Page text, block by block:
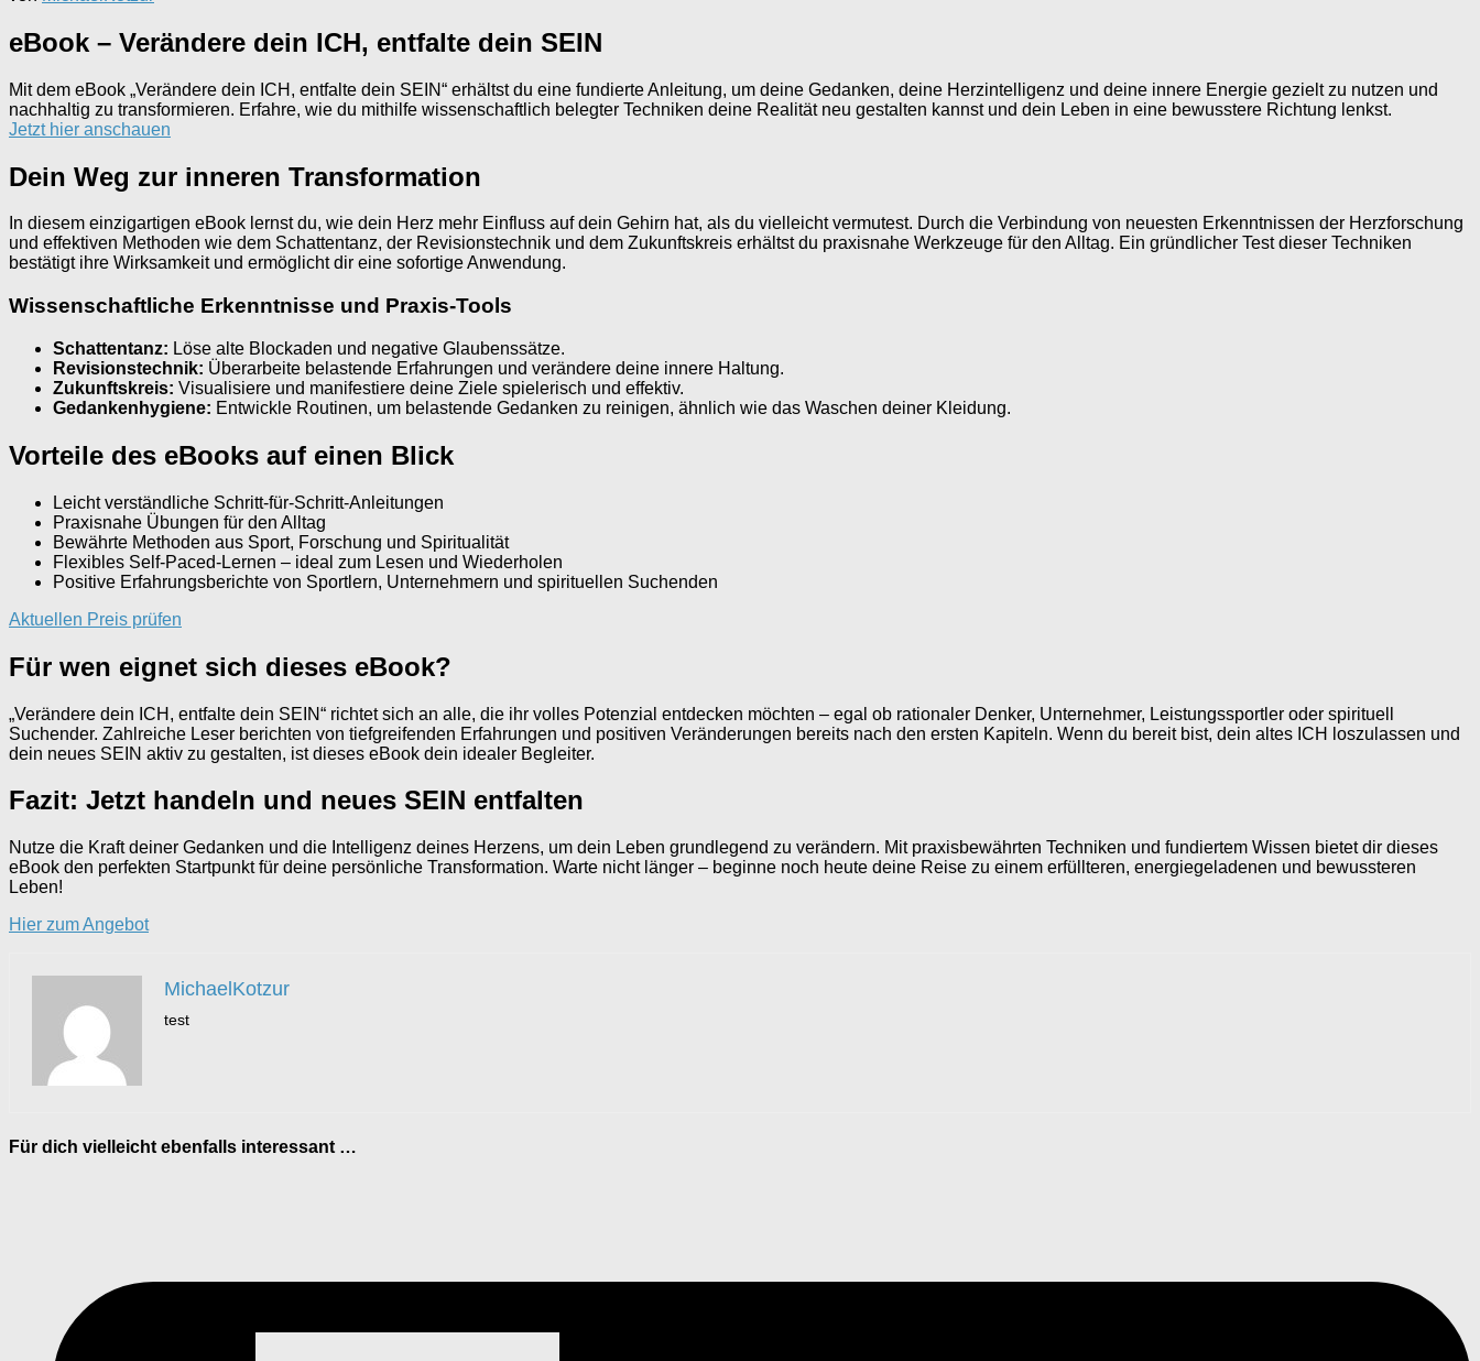
eBook – Verändere dein ICH, entfalte dein SEIN
Mit dem eBook „Verändere dein ICH, entfalte dein SEIN“ erhältst du eine fundierte Anleitung, um deine Gedanken, deine Herzintelligenz und deine innere Energie gezielt zu nutzen und
nachhaltig zu transformieren. Erfahre, wie du mithilfe wissenschaftlich belegter Techniken deine Realität neu gestalten kannst und dein Leben in eine bewusstere Richtung lenkst.
Jetzt hier anschauen
Dein Weg zur inneren Transformation
In diesem einzigartigen eBook lernst du, wie dein Herz mehr Einfluss auf dein Gehirn hat, als du vielleicht vermutest. Durch die Verbindung von neuesten Erkenntnissen der Herzforschung
und effektiven Methoden wie dem Schattentanz, der Revisionstechnik und dem Zukunftskreis erhältst du praxisnahe Werkzeuge für den Alltag. Ein gründlicher Test dieser Techniken
bestätigt ihre Wirksamkeit und ermöglicht dir eine sofortige Anwendung.
Wissenschaftliche Erkenntnisse und Praxis-Tools
Schattentanz: Löse alte Blockaden und negative Glaubenssätze.
Revisionstechnik: Überarbeite belastende Erfahrungen und verändere deine innere Haltung.
Zukunftskreis: Visualisiere und manifestiere deine Ziele spielerisch und effektiv.
Gedankenhygiene: Entwickle Routinen, um belastende Gedanken zu reinigen, ähnlich wie das Waschen deiner Kleidung.
Vorteile des eBooks auf einen Blick
Leicht verständliche Schritt-für-Schritt-Anleitungen
Praxisnahe Übungen für den Alltag
Bewährte Methoden aus Sport, Forschung und Spiritualität
Flexibles Self-Paced-Lernen – ideal zum Lesen und Wiederholen
Positive Erfahrungsberichte von Sportlern, Unternehmern und spirituellen Suchenden
Aktuellen Preis prüfen
Für wen eignet sich dieses eBook?
„Verändere dein ICH, entfalte dein SEIN“ richtet sich an alle, die ihr volles Potenzial entdecken möchten – egal ob rationaler Denker, Unternehmer, Leistungssportler oder spirituell
Suchender. Zahlreiche Leser berichten von tiefgreifenden Erfahrungen und positiven Veränderungen bereits nach den ersten Kapiteln. Wenn du bereit bist, dein altes ICH loszulassen und
dein neues SEIN aktiv zu gestalten, ist dieses eBook dein idealer Begleiter.
Fazit: Jetzt handeln und neues SEIN entfalten
Nutze die Kraft deiner Gedanken und die Intelligenz deines Herzens, um dein Leben grundlegend zu verändern. Mit praxisbewährten Techniken und fundiertem Wissen bietet dir dieses
eBook den perfekten Startpunkt für deine persönliche Transformation. Warte nicht länger – beginne noch heute deine Reise zu einem erfüllteren, energiegeladenen und bewussteren
Leben!
Hier zum Angebot
MichaelKotzur
test
Für dich vielleicht ebenfalls interessant …